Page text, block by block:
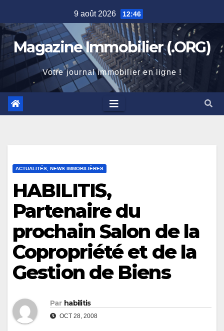
to
content
9 août 2026 12:46
Magazine Immobilier (.ORG)
Votre journal immobilier en ligne !
ACTUALITÉS, NEWS IMMOBILIÈRES
HABILITIS,
Partenaire du
prochain Salon de la
Copropriété et de la
Gestion de Biens
Par habilitis
OCT 28, 2008